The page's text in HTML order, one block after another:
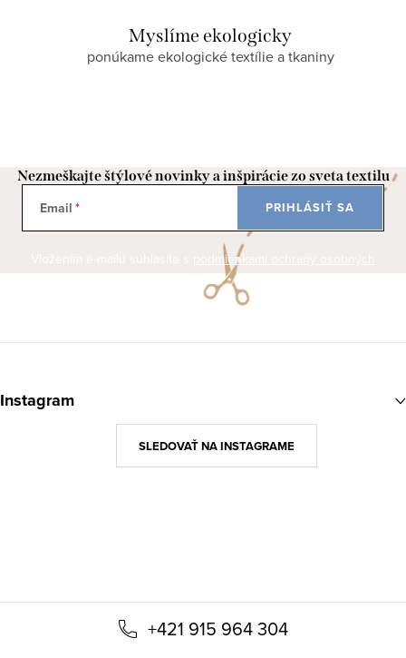
Myslíme ekologicky
ponúkame ekologické textílie a tkaniny
Nezmeškajte štýlové novinky a inšpirácie zo sveta textilu
Email
podmienkami ochrany osobných
údajov
PRIHLÁSIŤ SA
á
+421 915 964 304
Instagram
SLEDOVAŤ NA INSTAGRAME